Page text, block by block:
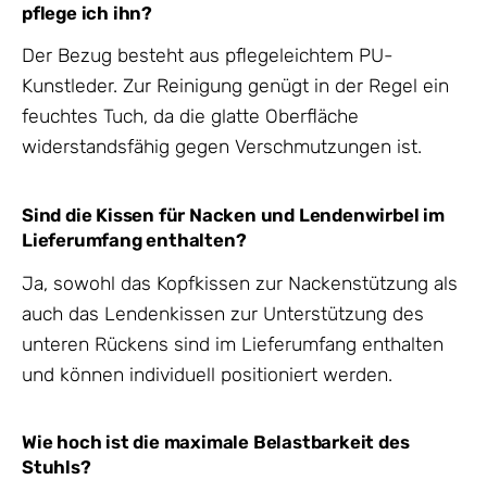
pflege ich ihn?
Der Bezug besteht aus pflegeleichtem PU-
Kunstleder. Zur Reinigung genügt in der Regel ein
feuchtes Tuch, da die glatte Oberfläche
widerstandsfähig gegen Verschmutzungen ist.
Sind die Kissen für Nacken und Lendenwirbel im
Lieferumfang enthalten?
Ja, sowohl das Kopfkissen zur Nackenstützung als
auch das Lendenkissen zur Unterstützung des
unteren Rückens sind im Lieferumfang enthalten
und können individuell positioniert werden.
Wie hoch ist die maximale Belastbarkeit des
Stuhls?